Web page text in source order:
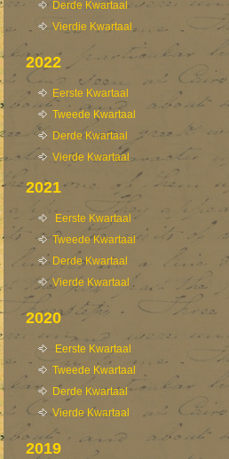
Derde Kwartaal
Vierdie Kwartaal
2022
Eerste Kwartaal
Tweede Kwartaal
Derde Kwartaal
Vierde Kwartaal
2021
Eerste Kwartaal
Tweede Kwartaal
Derde Kwartaal
Vierde Kwartaal
2020
Eerste Kwartaal
Tweede Kwartaal
Derde Kwartaal
Vierde Kwartaal
2019